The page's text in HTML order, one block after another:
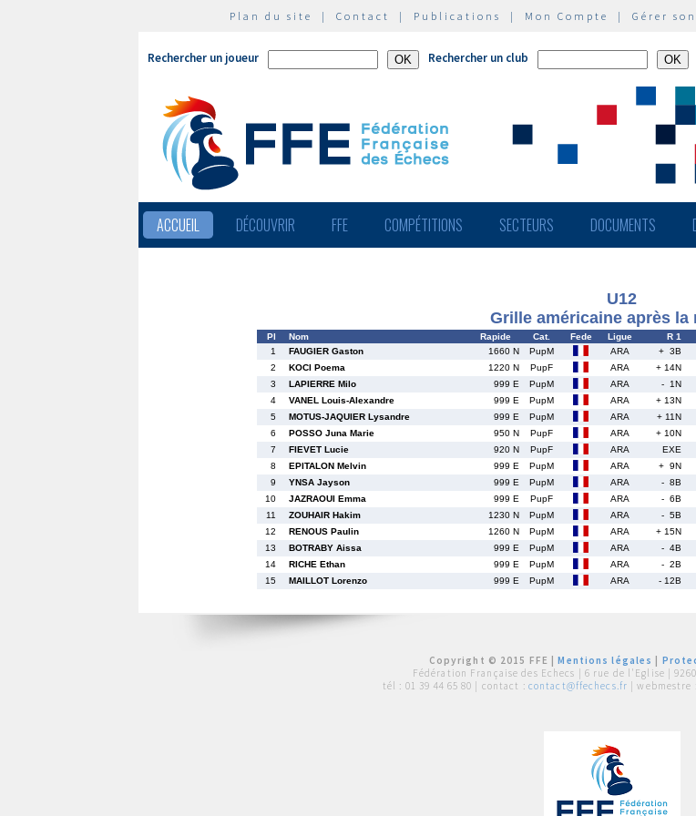
Plan du site | Contact | Publications | Mon Compte | Gérer
Rechercher un joueur Rechercher un club
ACCUEIL DÉCOUVRIR FFE COMPÉTITIONS SECTEURS DOCUMENTS
U12
Grille américaine après la
Pl Nom Rapide Cat. Fede Ligue R 1
1
FAUGIER Gaston 1660 N PupM ARA + 3B
2
KOCI Poema 1220 N PupF ARA + 14N
3
LAPIERRE Milo 999 E PupM ARA - 1N
4
VANEL Louis-Alexandre 999 E PupM ARA + 13N
5
MOTUS-JAQUIER Lysandre 999 E PupM ARA + 11N
6
POSSO Juna Marie 950 N PupF ARA + 10N
7
FIEVET Lucie 920 N PupF ARA EXE
8
EPITALON Melvin 999 E PupM ARA + 9N
9
YNSA Jayson 999 E PupM ARA - 8B
10
JAZRAOUI Emma 999 E PupF ARA - 6B
11
ZOUHAIR Hakim 1230 N PupM ARA - 5B
12
RENOUS Paulin 1260 N PupM ARA + 15N
13
BOTRABY Aissa 999 E PupM ARA - 4B
14
RICHE Ethan 999 E PupM ARA - 2B
15
MAILLOT Lorenzo 999 E PupM ARA - 12B
Copyright © 2015 FFE |Mentions légales
Fédération Française des Echecs | 6 rue de l'Eglise |
tél : 01 39 44 65 80 | contact : contact@ffechecs.fr | webmestre :